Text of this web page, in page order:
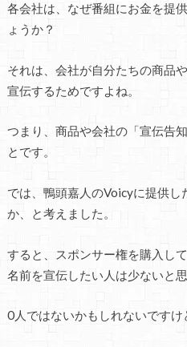
各会社は、なぜ番組にお金を提
ょうか？
それは、会社が自分たちの商品
宣伝するためですよね。
つまり、商品や会社の「宣伝告
とです。
では、鴨頭嘉人のVoicyに提供し
か、と考えました。
すると、スポンサー権を購入し
名前を宣伝したい人は少ないと思
0人ではないかもしれないですけ